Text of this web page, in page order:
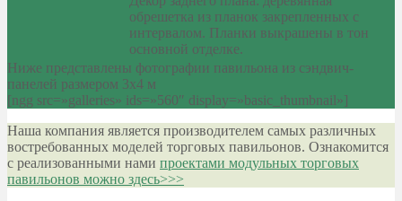
обрешетка из планок закрепленных с
интервалом. Планки выкрашены в тон
основной отделке.
Ниже представлены фотографии павильона из сэндвич-
панелей размером 3х4 м
[ngg src=»galleries» ids=»560″ display=»basic_thumbnail»]
Наша компания является производителем самых различных
востребованных моделей торговых павильонов. Ознакомится
с реализованными нами проектами модульных торговых
павильонов можно здесь>>>